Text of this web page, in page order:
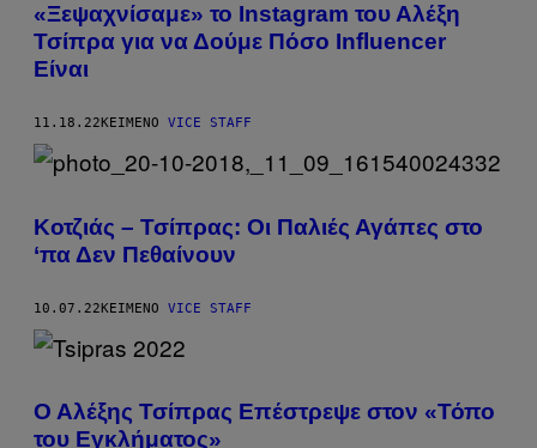
«Ξεψαχνίσαμε» το Instagram του Αλέξη
Τσίπρα για να Δούμε Πόσο Influencer
Είναι
11.18.22 ΚΕΊΜΕΝΟ VICE STAFF
Κοτζιάς – Τσίπρας: Οι Παλιές Αγάπες στο
‘πα Δεν Πεθαίνουν
10.07.22ΚΕΊΜΕΝΟ VICE STAFF
Ο Αλέξης Τσίπρας Επέστρεψε στον «Τόπο
του Εγκλήματος»